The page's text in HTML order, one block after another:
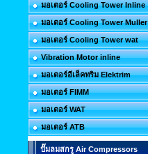
มอเตอร์ Cooling Tower Inline
มอเตอร์ Cooling Tower Muller
มอเตอร์ Cooling Tower wat
Vibration Motor inline
มอเตอร์อีเล็คทริม Elektrim
มอเตอร์ FIMM
มอเตอร์ WAT
มอเตอร์ ATB
ปั๊มลมสกรู Air Compressors